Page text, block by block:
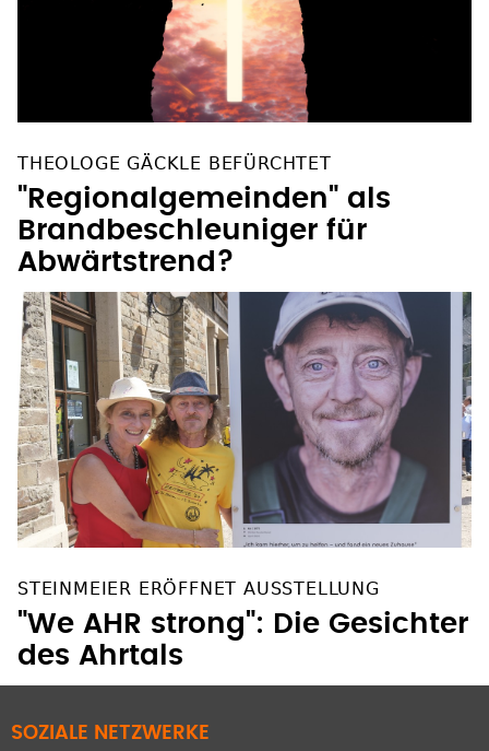
THEOLOGE GÄCKLE BEFÜRCHTET
"Regionalgemeinden" als
Brandbeschleuniger für
Abwärtstrend?
STEINMEIER ERÖFFNET AUSSTELLUNG
"We AHR strong": Die Gesichter
des Ahrtals
SOZIALE NETZWERKE